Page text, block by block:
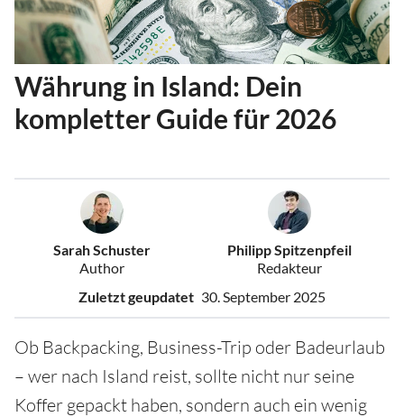
Währung in Island: Dein
kompletter Guide für 2026
Sarah Schuster
Author
Philipp Spitzenpfeil
Redakteur
Zuletzt geupdatet 30. September 2025
Ob Backpacking, Business-Trip oder Badeurlaub
– wer nach Island reist, sollte nicht nur seine
Koffer gepackt haben, sondern auch ein wenig